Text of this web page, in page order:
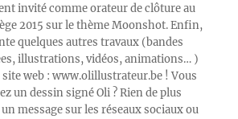
invité comme orateur de clôture au
2015 sur le thème Moonshot. Enfin,
quelques autres travaux (bandes
illustrations, vidéos, animations… )
web : www.olillustrateur.be ! Vous
un dessin signé Oli ? Rien de plus
message sur les réseaux sociaux ou